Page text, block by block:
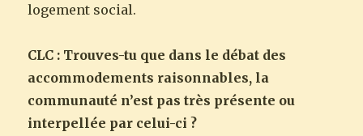
logement social.
CLC : Trouves-tu que dans le débat des
accommodements raisonnables, la
communauté n’est pas très présente ou
interpellée par celui-ci ?